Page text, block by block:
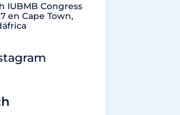
IUBMB Congress
en Cape Town,